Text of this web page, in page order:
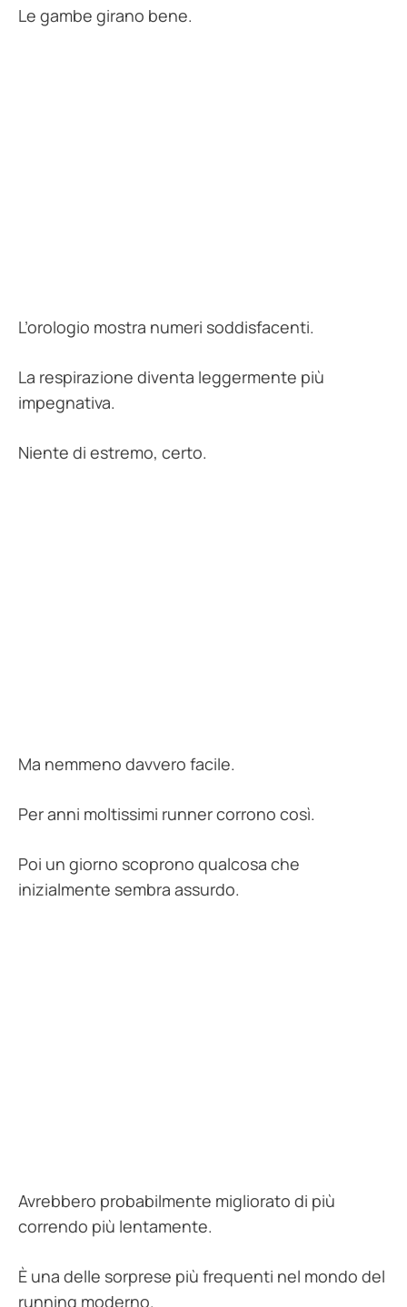
Le gambe girano bene.
L’orologio mostra numeri soddisfacenti.
La respirazione diventa leggermente più
impegnativa.
Niente di estremo, certo.
Ma nemmeno davvero facile.
Per anni moltissimi runner corrono così.
Poi un giorno scoprono qualcosa che
inizialmente sembra assurdo.
Avrebbero probabilmente migliorato di più
correndo più lentamente.
È una delle sorprese più frequenti nel mondo del
running moderno.